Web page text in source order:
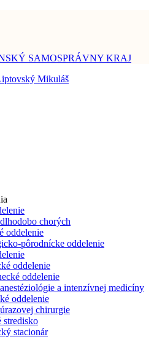
SAMOSPRÁVNY KRAJ
chorých
oddelenie
pôrodnícke oddelenie
oddelenie
oddelenie
a intenzívnej medicíny
oddelenie
chirurgie
stredisko
stacionár